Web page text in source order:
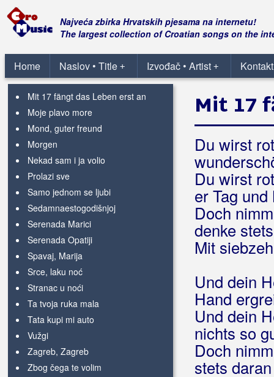
Najveća zbirka Hrvatskih pjesama na internetu!
The largest collection of Croatian songs on the
Home +
Naslov • Title +
Izvođač • Artist
Golubovi
Ja se opraštam, cigani, sa vama
La paloma
Lijep je naš dan
Mit 17 fängt das Leben erst an
Moje plavo more
Mond, guter freund
Morgen
Nekad sam i ja volio
Prolazi sve
Samo jednom se ljubi
Sedamnaestogodišnjoj
Serenada Marici
Serenada Opatiji
Spavaj, Marija
Srce, laku noć
Stranac u noći
Ta tvoja ruka mala
Tata kupi mi auto
Vužgi
Zagreb, Zagreb
Zbog čega te volim
Mit 17
Du wirst
Du wirst
er Tag
Doch
denke
Mit
Und dein
Hand
Und dein
nichts so
Doch
stets daran